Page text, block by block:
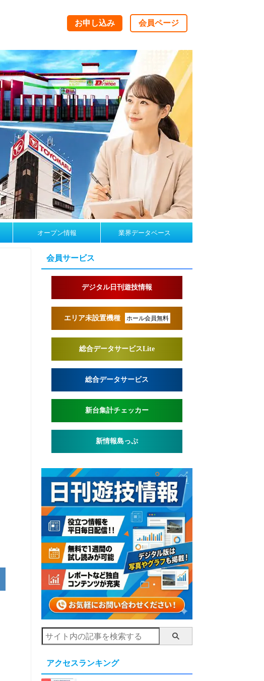
お申し込み 会員ページ
オープン情報 業界データベース
会員サービス
デジタル日刊遊技情報
エリア未設置機種 ホール会員無料
総合データサービスLite
総合データサービス
新台集計チェッカー
新情報島っぷ
アクセスランキング